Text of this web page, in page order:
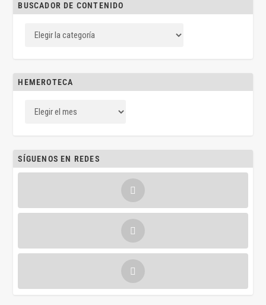
BUSCADOR DE CONTENIDO
HEMEROTECA
SÍGUENOS EN REDES